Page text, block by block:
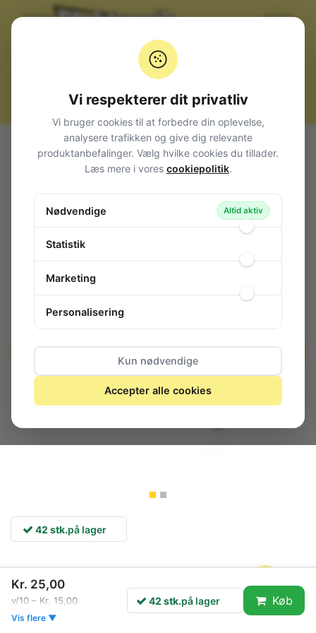
Alle produkter Komponenter Triac
< 16A
Triac 600V 1A 5mA TO-92
114-657 / Z0107MA
42 stk.på lager
TRIAC, 0.8A, 600V, TO-92
Peak Repetitive Off-State Voltage, Vdrm: 600V
On State RMS Current IT(rms): 0.8A
Peak Non Rep Surge Current Itsm 50Hz:
8A
Kr. 25,00
v/10 – Kr. 15,00
Vis flere ▼
42 stk.på lager Køb
Vi respekterer dit privatliv
Vi bruger cookies til at forbedre din oplevelse,
analysere trafikken og give dig relevante
produktanbefalinger. Vælg hvilke cookies du tillader.
Læs mere i vores cookiepolitik.
Nødvendige Altid aktiv
Statistik
Marketing
Personalisering
Kun nødvendige
Accepter alle cookies